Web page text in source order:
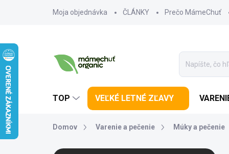
Moja objednávka
ČLÁNKY Prečo MámeChuť
TOP VEĽKÉ LETNÉ ZĽAVY
Domov Varenie a pečenie Múky a pečenie